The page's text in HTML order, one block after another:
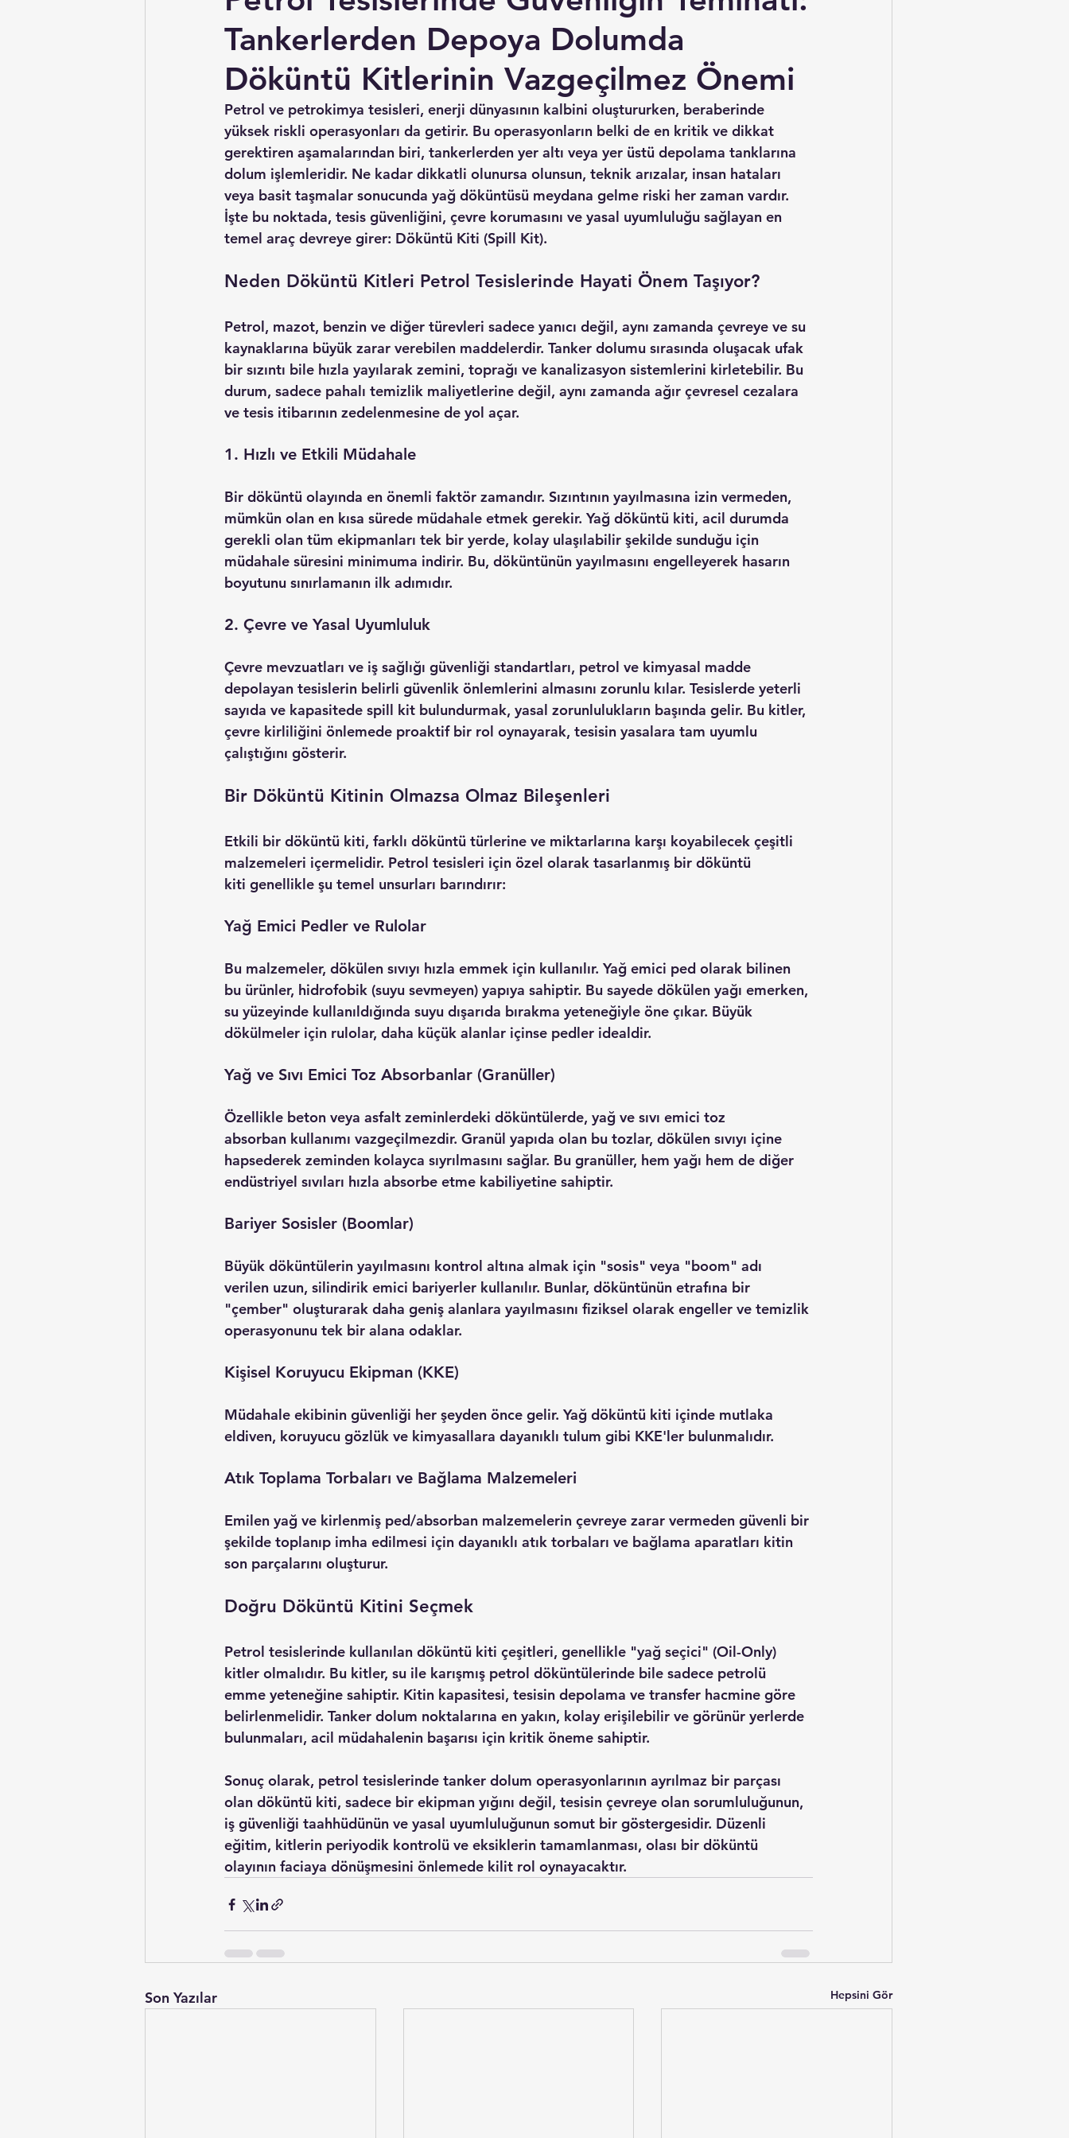
Tankerlerden Depoya Dolumda
Döküntü Kitlerinin Vazgeçilmez Önemi
Petrol ve petrokimya tesisleri, enerji dünyasının kalbini oluştururken, beraberinde
yüksek riskli operasyonları da getirir. Bu operasyonların belki de en kritik ve dikkat
gerektiren aşamalarından biri, tankerlerden yer altı veya yer üstü depolama tanklarına
dolum işlemleridir. Ne kadar dikkatli olunursa olunsun, teknik arızalar, insan hataları
veya basit taşmalar sonucunda yağ döküntüsü meydana gelme riski her zaman vardır.
İşte bu noktada, tesis güvenliğini, çevre korumasını ve yasal uyumluluğu sağlayan en
temel araç devreye girer: Döküntü Kiti (Spill Kit).
Neden Döküntü Kitleri Petrol Tesislerinde Hayati Önem Taşıyor?
Petrol, mazot, benzin ve diğer türevleri sadece yanıcı değil, aynı zamanda çevreye ve su
kaynaklarına büyük zarar verebilen maddelerdir. Tanker dolumu sırasında oluşacak ufak
bir sızıntı bile hızla yayılarak zemini, toprağı ve kanalizasyon sistemlerini kirletebilir. Bu
durum, sadece pahalı temizlik maliyetlerine değil, aynı zamanda ağır çevresel cezalara
ve tesis itibarının zedelenmesine de yol açar.
1. Hızlı ve Etkili Müdahale
Bir döküntü olayında en önemli faktör zamandır. Sızıntının yayılmasına izin vermeden,
mümkün olan en kısa sürede müdahale etmek gerekir. Yağ döküntü kiti, acil durumda
gerekli olan tüm ekipmanları tek bir yerde, kolay ulaşılabilir şekilde sunduğu için
müdahale süresini minimuma indirir. Bu, döküntünün yayılmasını engelleyerek hasarın
boyutunu sınırlamanın ilk adımıdır.
2. Çevre ve Yasal Uyumluluk
Çevre mevzuatları ve iş sağlığı güvenliği standartları, petrol ve kimyasal madde
depolayan tesislerin belirli güvenlik önlemlerini almasını zorunlu kılar. Tesislerde yeterli
sayıda ve kapasitede spill kit bulundurmak, yasal zorunlulukların başında gelir. Bu kitler,
çevre kirliliğini önlemede proaktif bir rol oynayarak, tesisin yasalara tam uyumlu
çalıştığını gösterir.
Bir Döküntü Kitinin Olmazsa Olmaz Bileşenleri
Etkili bir döküntü kiti, farklı döküntü türlerine ve miktarlarına karşı koyabilecek çeşitli
malzemeleri içermelidir. Petrol tesisleri için özel olarak tasarlanmış bir döküntü
kiti genellikle şu temel unsurları barındırır:
Yağ Emici Pedler ve Rulolar
Bu malzemeler, dökülen sıvıyı hızla emmek için kullanılır. Yağ emici ped olarak bilinen
bu ürünler, hidrofobik (suyu sevmeyen) yapıya sahiptir. Bu sayede dökülen yağı emerken,
su yüzeyinde kullanıldığında suyu dışarıda bırakma yeteneğiyle öne çıkar. Büyük
dökülmeler için rulolar, daha küçük alanlar içinse pedler idealdir.
Yağ ve Sıvı Emici Toz Absorbanlar (Granüller)
Özellikle beton veya asfalt zeminlerdeki döküntülerde, yağ ve sıvı emici toz
absorban kullanımı vazgeçilmezdir. Granül yapıda olan bu tozlar, dökülen sıvıyı içine
hapsederek zeminden kolayca sıyrılmasını sağlar. Bu granüller, hem yağı hem de diğer
endüstriyel sıvıları hızla absorbe etme kabiliyetine sahiptir.
Bariyer Sosisler (Boomlar)
Büyük döküntülerin yayılmasını kontrol altına almak için "sosis" veya "boom" adı
verilen uzun, silindirik emici bariyerler kullanılır. Bunlar, döküntünün etrafına bir
"çember" oluşturarak daha geniş alanlara yayılmasını fiziksel olarak engeller ve temizlik
operasyonunu tek bir alana odaklar.
Kişisel Koruyucu Ekipman (KKE)
Müdahale ekibinin güvenliği her şeyden önce gelir. Yağ döküntü kiti içinde mutlaka
eldiven, koruyucu gözlük ve kimyasallara dayanıklı tulum gibi KKE'ler bulunmalıdır.
Atık Toplama Torbaları ve Bağlama Malzemeleri
Emilen yağ ve kirlenmiş ped/absorban malzemelerin çevreye zarar vermeden güvenli bir
şekilde toplanıp imha edilmesi için dayanıklı atık torbaları ve bağlama aparatları kitin
son parçalarını oluşturur.
Doğru Döküntü Kitini Seçmek
Petrol tesislerinde kullanılan döküntü kiti çeşitleri, genellikle "yağ seçici" (Oil-Only)
kitler olmalıdır. Bu kitler, su ile karışmış petrol döküntülerinde bile sadece petrolü
emme yeteneğine sahiptir. Kitin kapasitesi, tesisin depolama ve transfer hacmine göre
belirlenmelidir. Tanker dolum noktalarına en yakın, kolay erişilebilir ve görünür yerlerde
bulunmaları, acil müdahalenin başarısı için kritik öneme sahiptir.
Sonuç olarak, petrol tesislerinde tanker dolum operasyonlarının ayrılmaz bir parçası
olan döküntü kiti, sadece bir ekipman yığını değil, tesisin çevreye olan sorumluluğunun,
iş güvenliği taahhüdünün ve yasal uyumluluğunun somut bir göstergesidir. Düzenli
eğitim, kitlerin periyodik kontrolü ve eksiklerin tamamlanması, olası bir döküntü
olayının faciaya dönüşmesini önlemede kilit rol oynayacaktır.
Son Yazılar Hepsini Gör